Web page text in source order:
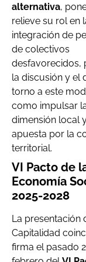
alternativa,
relieve su rol en
integración de
de colectivos
desfavorecidos,
la discusión y el
torno a este
como impulsar
dimensión local
apuesta por la
territorial.
VI Pacto de
Economía
2025-2028
La presentación
Capitalidad
firma el pasado